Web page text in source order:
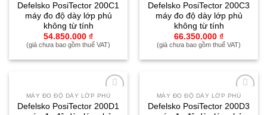
thích
Defelsko PosiTector 200C1
máy đo độ dày lớp phủ
không từ tính
54.850.000 ₫
(giá chưa bao gồm thuế VAT)
thích
Defelsko PosiTector 200C3
máy đo độ dày lớp phủ
không từ tính
66.350.000 ₫
(giá chưa bao gồm thuế VAT)
thích
MÁY ĐO ĐỘ DÀY LỚP PHỦ
Defelsko PosiTector 200D1
thích
MÁY ĐO ĐỘ DÀY LỚP PHỦ
Defelsko PosiTector 200D3